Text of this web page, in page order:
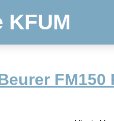
KFUM
FM150